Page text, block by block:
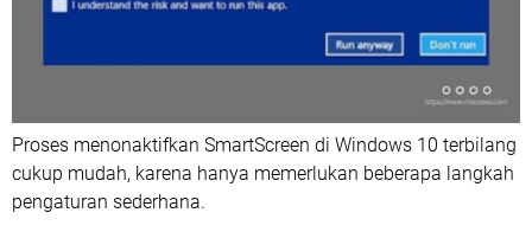
Proses menonaktifkan SmartScreen di Windows 10 terbilang
cukup mudah, karena hanya memerlukan beberapa langkah
pengaturan sederhana.